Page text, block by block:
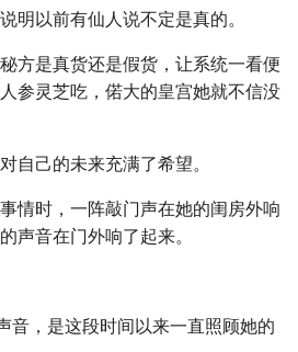
明以前有仙人说不定是真的。
方是真货还是假货，让系统一看便
参灵芝吃，偌大的皇宫她就不信没
自己的未来充满了希望。
情时，一阵敲门声在她的闺房外响
声音在门外响了起来。
音，是这段时间以来一直照顾她的